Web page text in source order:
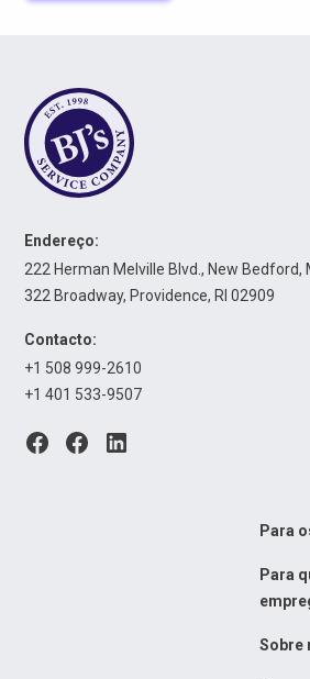
Endereço:
222 Herman Melville Blvd., New Bedford,
322 Broadway, Providence, RI 02909
Contacto:
+1 508 999-2610
+1 401 533-9507
Para
Para
Sobre